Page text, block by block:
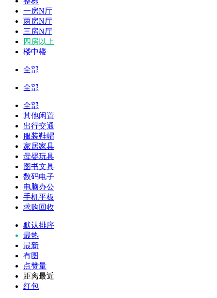
一房N厅
两房N厅
三房N厅
四房以上
楼中楼
全部
全部
全部
其他闲置
出行交通
服装鞋帽
家居家具
母婴玩具
图书文具
数码电子
电脑办公
手机平板
求购回收
默认排序
最热
最新
有图
点赞量
距离最近
红包